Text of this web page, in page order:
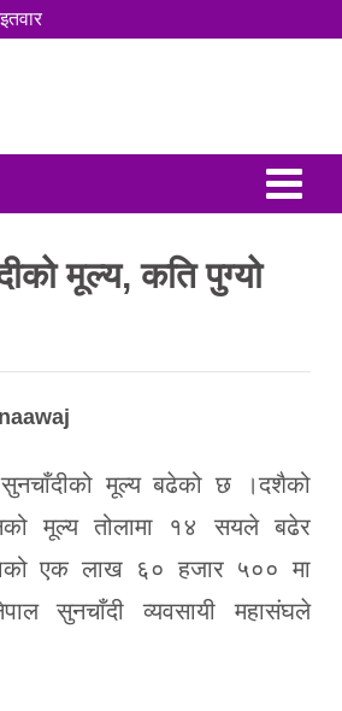
मूल्य, कति पुग्यो
मूल्य बढेको छ ।दशैको
मूल्य तोलामा १४ सयले बढेर
एक लाख ६० हजार ५०० मा
सुनचाँदी व्यवसायी महासंघले